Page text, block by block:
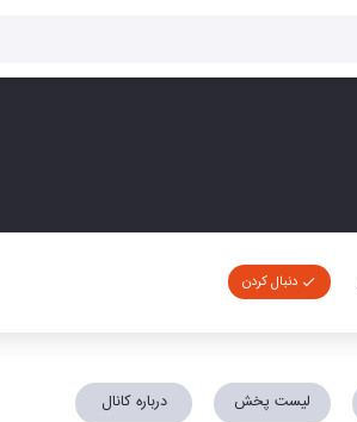
دنبال کردن
لیست پخش درباره کانال